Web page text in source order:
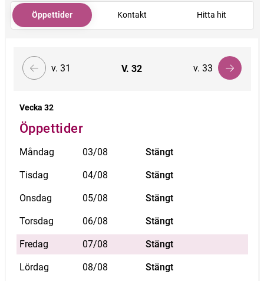
Öppettider Kontakt Hitta hit
v. 31 V.32 v. 33
Vecka 32
Öppettider
Måndag 03/08 Stängt
Tisdag 04/08 Stängt
Onsdag 05/08 Stängt
Torsdag 06/08 Stängt
Fredag 07/08 Stängt
Lördag 08/08 Stängt